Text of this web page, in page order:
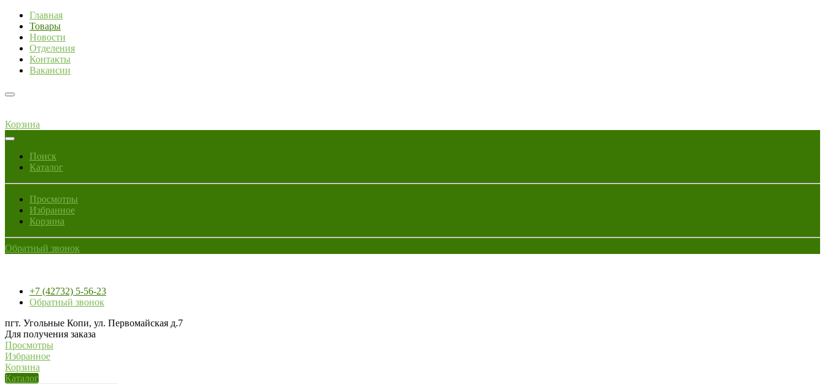
Главная
Товары
Новости
Отделения
Контакты
Вакансии
Корзина
Поиск
Каталог
Просмотры
Избранное
Корзина
Обратный звонок
+7 (42732) 5-56-23
Обратный звонок
пгт. Угольные Копи, ул. Первомайская д.7
Для получения заказа
Просмотры
Избранное
Корзина
Каталог